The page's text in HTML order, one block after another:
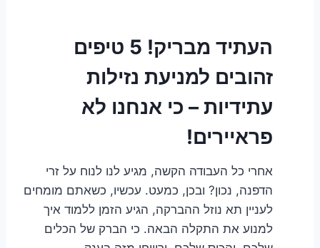
העתיד מבריק! 5 טיפים
זהובים למניעת נזילות
עתידיות – כי אנחנו לא
פראיירים!
אחרי כל העבודה הקשה, מגיע לנו לנוח על זרי
הדפנה, נכון? ובכן, כמעט. עכשיו, כשאתם מומחים
לעניין תא נוזל ההברקה, הגיע הזמן ללמוד איך
למנוע את התקלה הבאה. כי הברק של הכלים